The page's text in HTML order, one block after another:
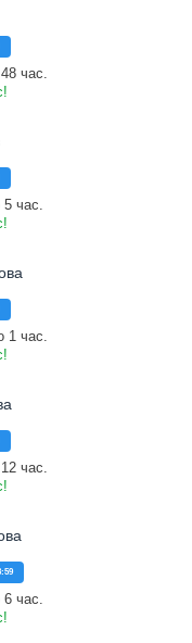
час.
5 час.
1 час.
час.
6 час.